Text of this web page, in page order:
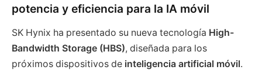
potencia y eficiencia para la IA móvil
SK Hynix ha presentado su nueva tecnología High-
Bandwidth Storage (HBS), diseñada para los
próximos dispositivos de inteligencia artificial móvil.